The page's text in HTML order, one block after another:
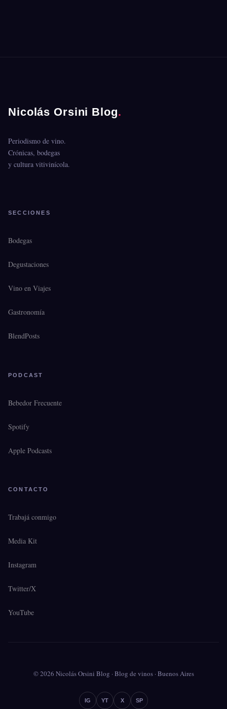
Nicolás Orsini Blog.
Periodismo de vino.
Crónicas, bodegas
y cultura vitivinícola.
SECCIONES
Bodegas
Degustaciones
Vino en Viajes
Gastronomía
BlendPosts
PODCAST
Bebedor Frecuente
Spotify
Apple Podcasts
CONTACTO
Trabajá conmigo
Media Kit
Instagram
Twitter/X
YouTube
© 2026 Nicolás Orsini Blog · Blog de vinos · Buenos Aires
IG YT X SP